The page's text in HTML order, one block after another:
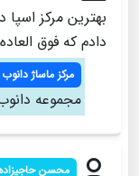
بهترین مرکز اسپا
دادم که فوق
مرکز ماساژ
مجموعه
محسن حاجیزاده